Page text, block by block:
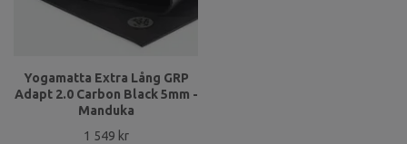
Yogamatta Extra Lång GRP
Adapt 2.0 Carbon Black 5mm -
Manduka
1 549 kr